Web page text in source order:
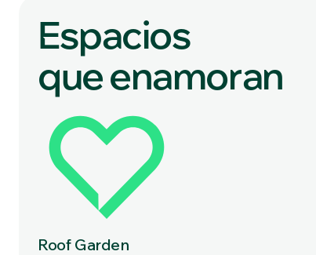
Espacios
que enamoran
Roof Garden